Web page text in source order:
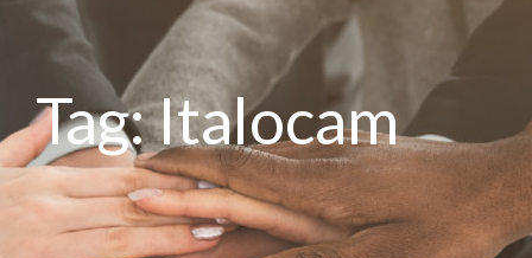
Tag: Italocam